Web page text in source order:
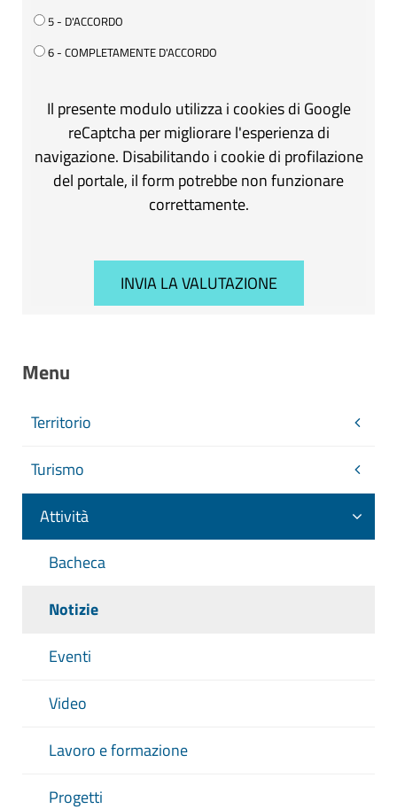
5 - D'ACCORDO
6 - COMPLETAMENTE D'ACCORDO
Il presente modulo utilizza i cookies di Google
reCaptcha per migliorare l'esperienza di
navigazione. Disabilitando i cookie di profilazione
del portale, il form potrebbe non funzionare
correttamente.
Menu
Territorio
Turismo
Attività
Bacheca
Notizie
Eventi
Video
Lavoro e formazione
Progetti